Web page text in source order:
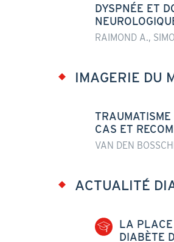
DYSPNÉE ET
RAIMOND A.,
IMAGERIE DU
CAS ET
VAN DEN
ACTUALITÉ
LA PLACE
DIABÈTE